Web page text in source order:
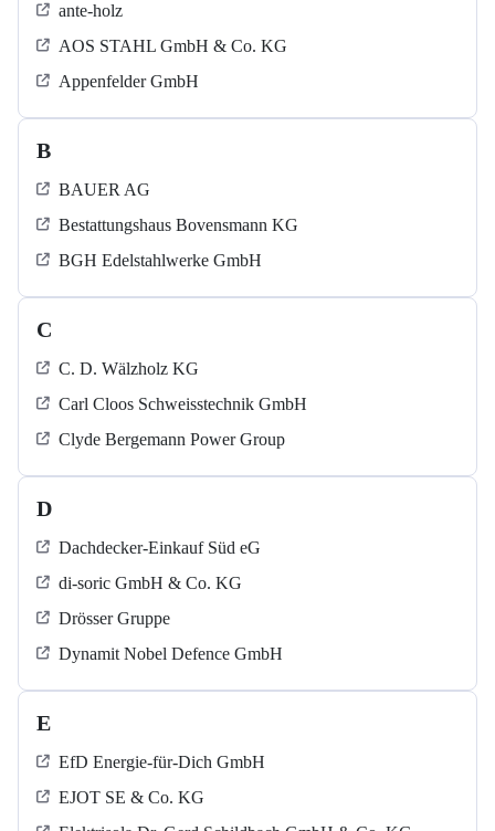
ante-holz
AOS STAHL GmbH & Co. KG
Appenfelder GmbH
B
BAUER AG
Bestattungshaus Bovensmann KG
BGH Edelstahlwerke GmbH
C
C. D. Wälzholz KG
Carl Cloos Schweisstechnik GmbH
Clyde Bergemann Power Group
D
Dachdecker-Einkauf Süd eG
di-soric GmbH & Co. KG
Drösser Gruppe
Dynamit Nobel Defence GmbH
E
EfD Energie-für-Dich GmbH
EJOT SE & Co. KG